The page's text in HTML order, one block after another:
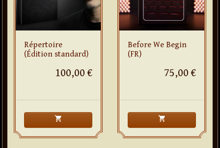
Répertoire
(Édition standard)
100,00 €
shopping_cart
Before We Begin
(FR)
75,00 €
shopping_cart